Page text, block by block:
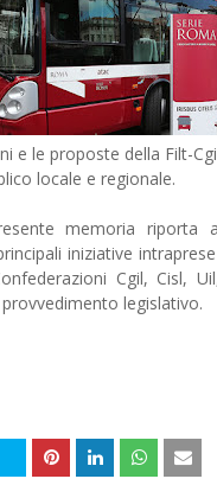
e le proposte della Filt-
locale e regionale.
memoria
iniziative
Cgil, Cisl,
legislativo.